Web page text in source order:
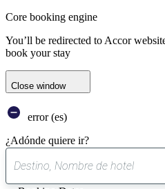
Core booking engine
You’ll be redirected to Accor
book your stay
Close window
error (es)
¿Adónde quiere ir?